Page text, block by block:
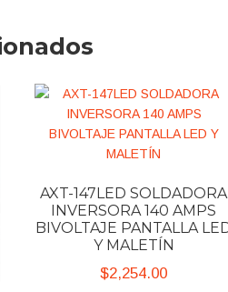
AXT-147LED SOLDADORA
INVERSORA 140 AMPS
BIVOLTAJE PANTALLA
Y MALETÍN
$2,254.00